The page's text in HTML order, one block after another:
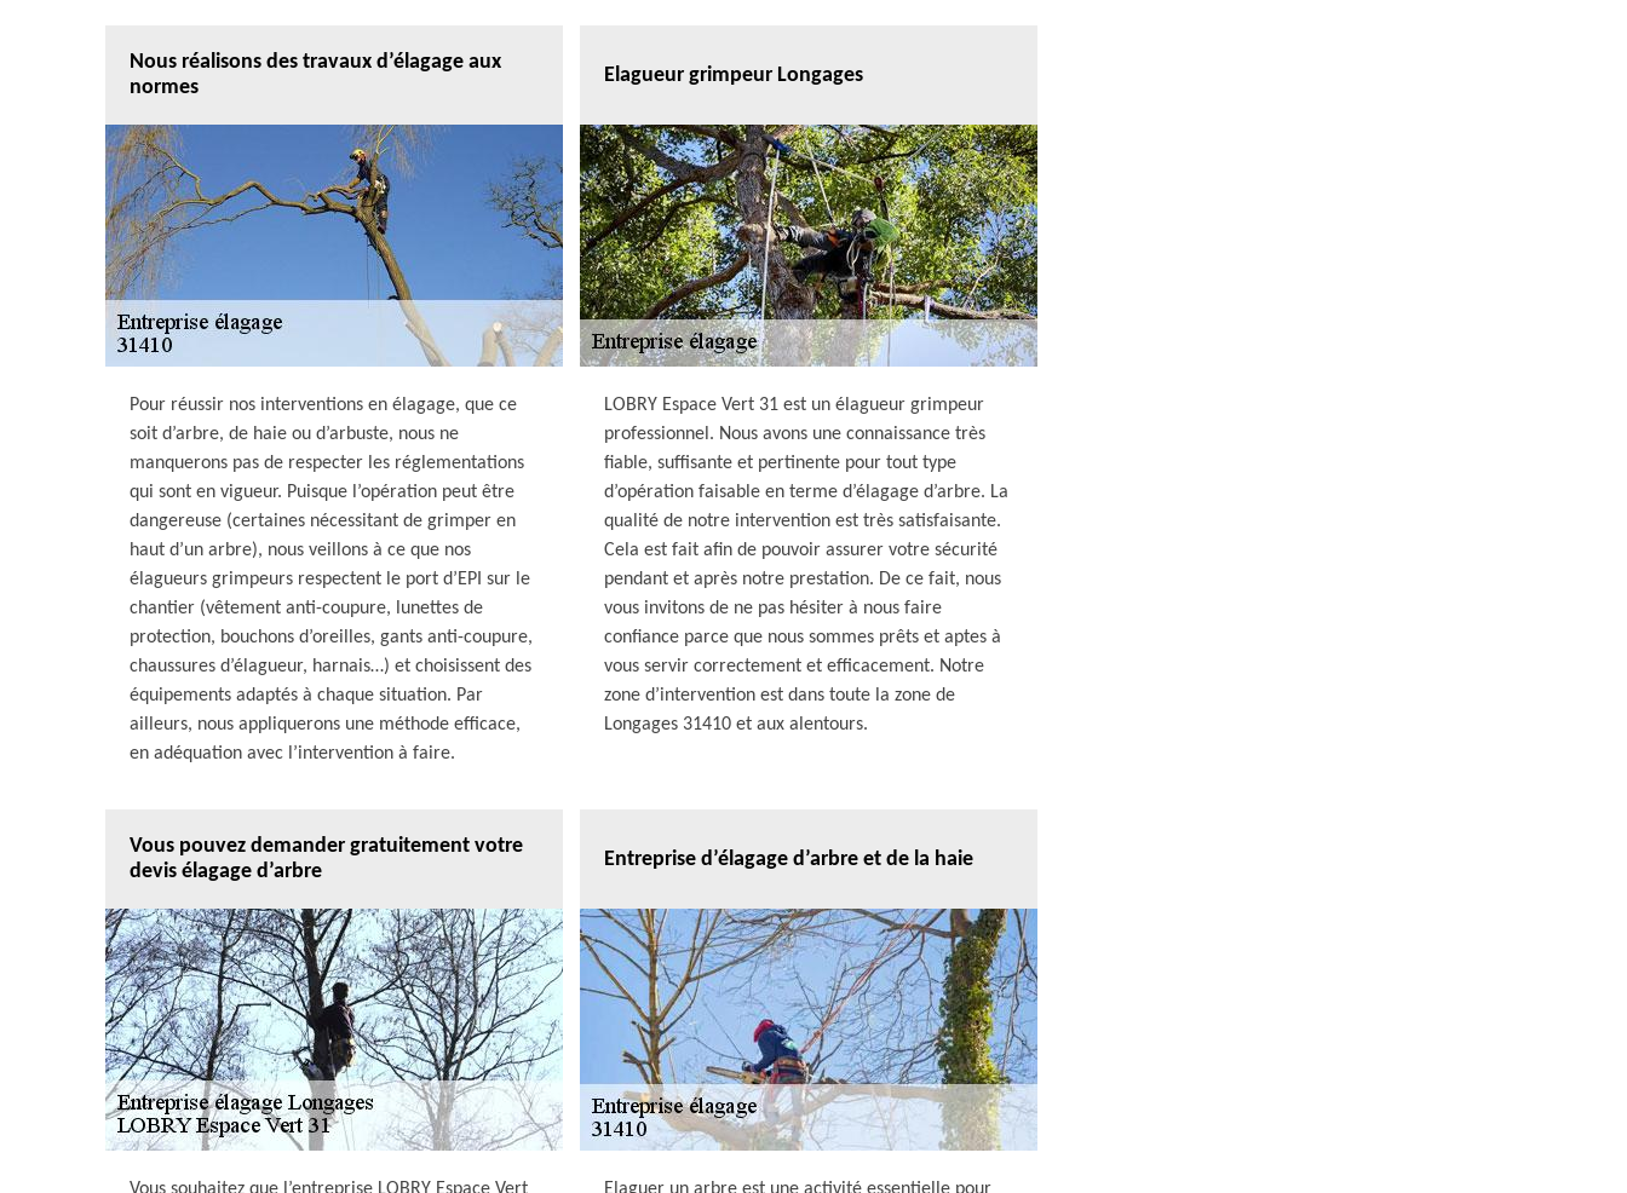
Nous réalisons des travaux d’élagage aux
normes
Pour réussir nos interventions en élagage, que ce
soit d’arbre, de haie ou d’arbuste, nous ne
manquerons pas de respecter les réglementations
qui sont en vigueur. Puisque l’opération peut être
dangereuse (certaines nécessitant de grimper en
haut d’un arbre), nous veillons à ce que nos
élagueurs grimpeurs respectent le port d’EPI sur le
chantier (vêtement anti-coupure, lunettes de
protection, bouchons d’oreilles, gants anti-coupure,
chaussures d’élagueur, harnais…) et choisissent des
équipements adaptés à chaque situation. Par
ailleurs, nous appliquerons une méthode efficace,
en adéquation avec l’intervention à faire.
Elagueur grimpeur Longages
LOBRY Espace Vert 31 est un élagueur grimpeur
professionnel. Nous avons une connaissance très
fiable, suffisante et pertinente pour tout type
d’opération faisable en terme d’élagage d’arbre. La
qualité de notre intervention est très satisfaisante.
Cela est fait afin de pouvoir assurer votre sécurité
pendant et après notre prestation. De ce fait, nous
vous invitons de ne pas hésiter à nous faire
confiance parce que nous sommes prêts et aptes à
vous servir correctement et efficacement. Notre
zone d’intervention est dans toute la zone de
Longages 31410 et aux alentours.
Vous pouvez demander gratuitement votre
devis élagage d’arbre
Entreprise d’élagage d’arbre et de la haie